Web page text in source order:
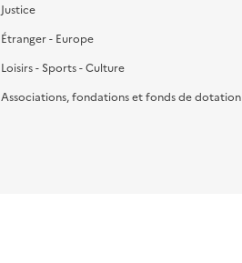
Justice
Étranger - Europe
Loisirs - Sports - Culture
Associations, fondations et fonds de dotation